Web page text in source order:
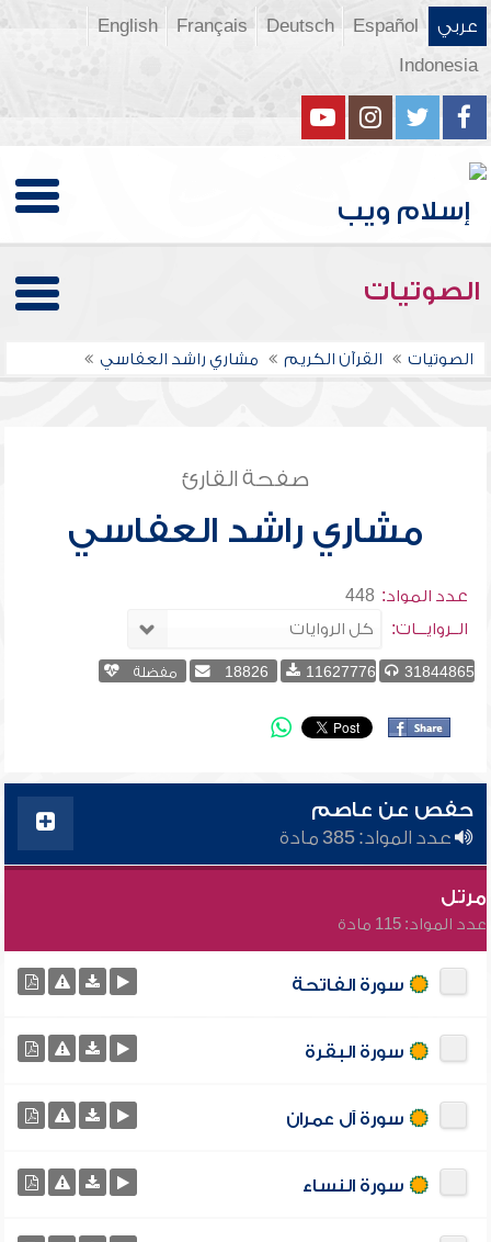
عربي Español
Deutsch
Français
English
Indonesia
الصوتيات
الصوتيات القرآن الكريم مشاري راشد العفاسي
صفحة القارئ
مشاري راشد العفاسي
عدد المواد: 448
الــروايـــات:
31844865
11627776
18826 مفضلة
حفص عن عاصم
عدد المواد: 385 مادة
مرتل
عدد المواد: 115 مادة
سورة الفاتحة
سورة البقرة
سورة آل عمران
سورة النساء